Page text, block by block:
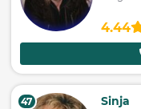
4.44
47 Sinja